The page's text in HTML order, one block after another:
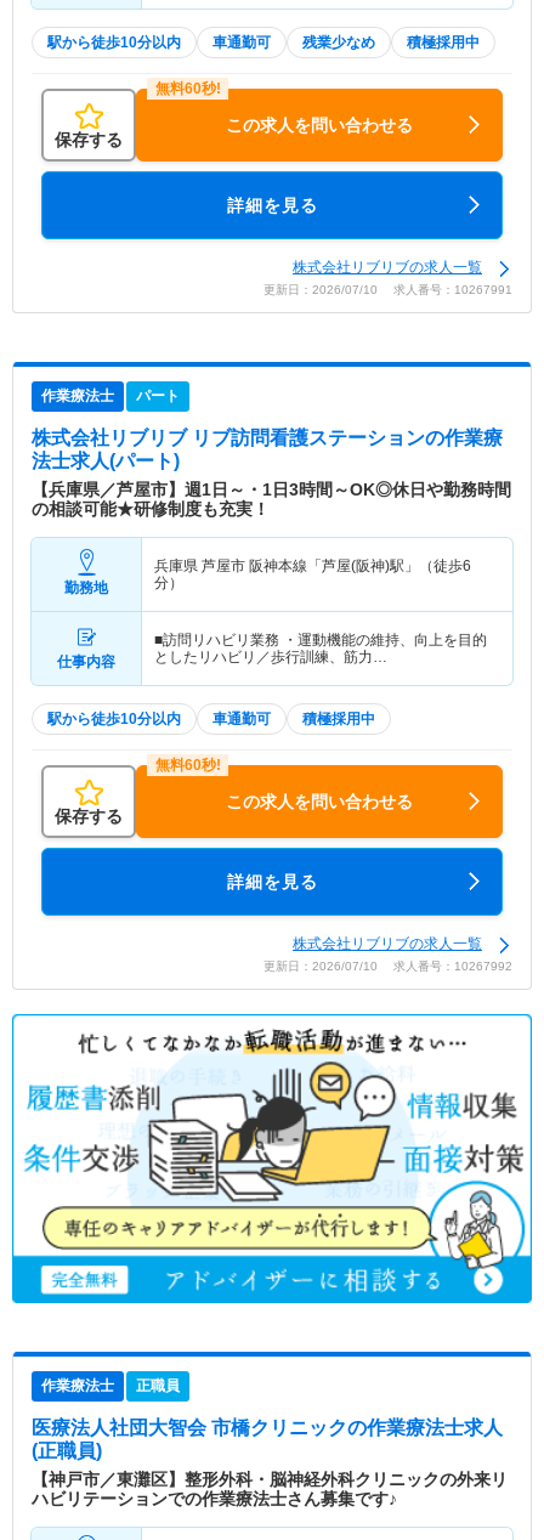
駅から徒歩10分以内 車通勤可 残業少なめ 積極採用中
保存する
この求人を問い合わせる
詳細を見る
株式会社リブリブの求人一覧
更新日：2026/07/10 求人番号：10267991
作業療法士 パート
株式会社リブリブ リブ訪問看護ステーションの作業療
法士求人(パート)
【兵庫県／芦屋市】週1日～・1日3時間～OK◎休日や勤務時間
の相談可能★研修制度も充実！
勤務地
兵庫県 芦屋市 阪神本線「芦屋(阪神)駅」（徒歩6
分）
仕事内容
■訪問リハビリ業務 ・運動機能の維持、向上を目的
としたリハビリ／歩行訓練、筋力…
駅から徒歩10分以内 車通勤可 積極採用中
保存する
この求人を問い合わせる
詳細を見る
株式会社リブリブの求人一覧
更新日：2026/07/10 求人番号：10267992
作業療法士 正職員
医療法人社団大智会 市橋クリニックの作業療法士求人
(正職員)
【神戸市／東灘区】整形外科・脳神経外科クリニックの外来リ
ハビリテーションでの作業療法士さん募集です♪